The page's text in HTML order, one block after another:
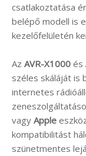
csatlakoztatása
belépő modell is
kezelőfelületén
Az AVR-X1000 és
széles skáláját
internetes
vagy Apple
kompatibilitást
szünetmentes